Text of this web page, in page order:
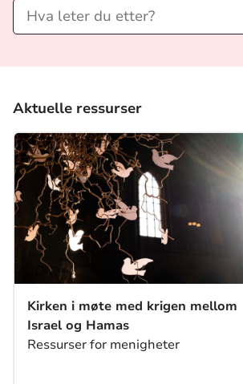
Aktuelle ressurser
Kirken i møte med krigen mellom
Israel og Hamas
Ressurser for menigheter